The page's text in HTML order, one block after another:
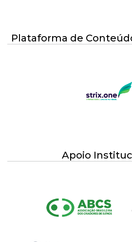
Plataforma de
Apoio